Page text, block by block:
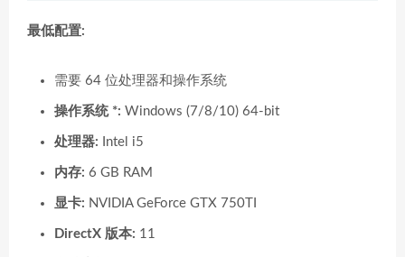
最低配置:
需要 64 位处理器和操作系统
操作系统 *: Windows (7/8/10) 64-bit
处理器: Intel i5
内存: 6 GB RAM
显卡: NVIDIA GeForce GTX 750TI
DirectX 版本: 11